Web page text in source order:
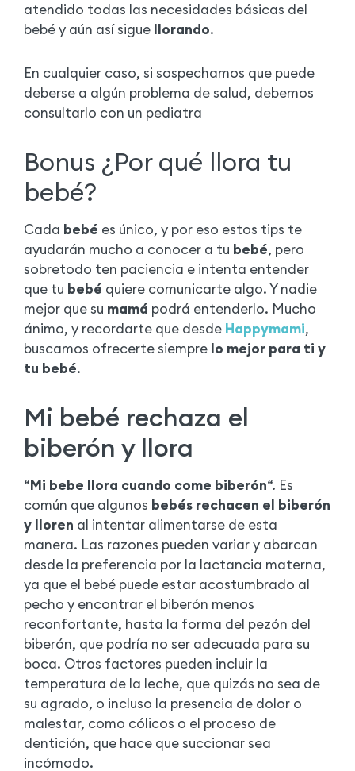
atendido todas las necesidades básicas del
bebé y aún así sigue llorando.
En cualquier caso, si sospechamos que puede
deberse a algún problema de salud, debemos
consultarlo con un pediatra
Bonus ¿Por qué llora tu
bebé?
Cada bebé es único, y por eso estos tips te
ayudarán mucho a conocer a tu bebé, pero
sobretodo ten paciencia e intenta entender
que tu bebé quiere comunicarte algo. Y nadie
mejor que su mamá podrá entenderlo. Mucho
ánimo, y recordarte que desde Happymami,
buscamos ofrecerte siempre lo mejor para ti y
tu bebé.
Mi bebé rechaza el
biberón y llora
“Mi bebe llora cuando come biberón“. Es
común que algunos bebés rechacen el biberón
y lloren al intentar alimentarse de esta
manera. Las razones pueden variar y abarcan
desde la preferencia por la lactancia materna,
ya que el bebé puede estar acostumbrado al
pecho y encontrar el biberón menos
reconfortante, hasta la forma del pezón del
biberón, que podría no ser adecuada para su
boca. Otros factores pueden incluir la
temperatura de la leche, que quizás no sea de
su agrado, o incluso la presencia de dolor o
malestar, como cólicos o el proceso de
dentición, que hace que succionar sea
incómodo.